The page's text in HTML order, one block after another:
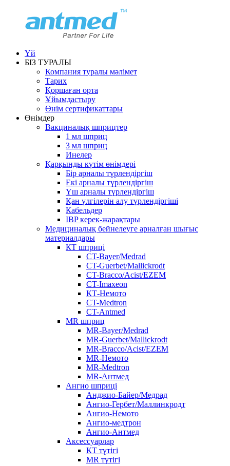
Үй
БІЗ ТУРАЛЫ
Компания туралы мәлімет
Тарих
Қоршаған орта
Ұйымдастыру
Өнім сертификаттары
Өнімдер
Вакциналық шприцтер
1 мл шприц
3 мл шприц
Инелер
Қарқынды күтім өнімдері
Бір арналы түрлендіргіш
Екі арналы түрлендіргіш
Үш арналы түрлендіргіш
Қан үлгілерін алу түрлендіргіші
Кабельдер
IBP керек-жарақтары
Медициналық бейнелеуге арналған шығыс
материалдары
КТ шприці
CT-Bayer/Medrad
CT-Guerbet/Mallickrodt
CT-Bracco/Acist/EZEM
CT-Imaxeon
КТ-Немото
CT-Medtron
CT-Antmed
MR шприц
MR-Bayer/Medrad
MR-Guerbet/Mallickrodt
MR-Bracco/Acist/EZEM
MR-Немото
MR-Medtron
MR-Антмед
Ангио шприці
Анджио-Байер/Медрад
Ангио-Гербет/Маллинкродт
Ангио-Немото
Ангио-медтрон
Ангио-Антмед
Аксессуарлар
КТ түтігі
MR түтігі